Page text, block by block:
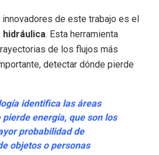
de este trabajo es el
hidráulica. Esta herramienta
de los flujos más
detectar dónde pierde
identifica las áreas
pierde energía, que son los
probabilidad de
objetos o personas